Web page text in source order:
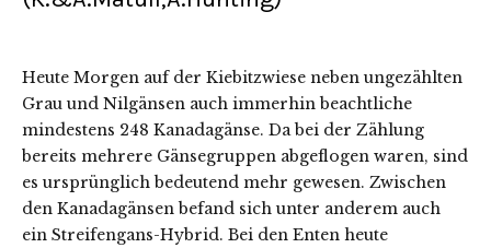
Heute Morgen auf der Kiebitzwiese neben ungezählten
Grau und Nilgänsen auch immerhin beachtliche
mindestens 248 Kanadagänse. Da bei der Zählung
bereits mehrere Gänsegruppen abgeflogen waren, sind
es ursprünglich bedeutend mehr gewesen. Zwischen
den Kanadagänsen befand sich unter anderem auch
ein Streifengans-Hybrid. Bei den Enten heute